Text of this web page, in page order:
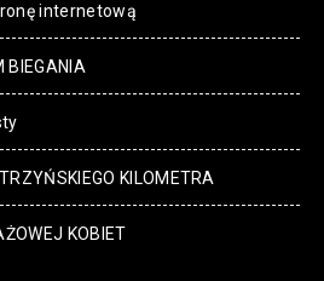
internetową
BIEGANIA
KILOMETRA
KOBIET